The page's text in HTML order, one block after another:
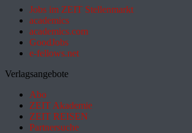
Jobs im ZEIT Stellenmarkt
academics
academics.com
GoodJobs
e-fellows.net
Verlagsangebote
Abo
ZEIT Akademie
ZEIT REISEN
Partnersuche